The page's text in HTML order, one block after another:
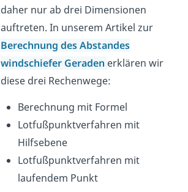
daher nur ab drei Dimensionen
auftreten. In unserem Artikel zur
Berechnung des Abstandes
windschiefer Geraden erklären wir
diese drei Rechenwege:
Berechnung mit Formel
Lotfußpunktverfahren mit
Hilfsebene
Lotfußpunktverfahren mit
laufendem Punkt